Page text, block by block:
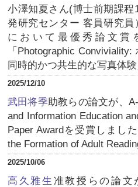
小澤知夏さん(博士前期課
発研究センター 客員研究員
において最優秀論文賞
「Photographic
同時的かつ共生的な写真体
2025/12/10
武田将季助教らの論文が、
and Information Education
Paper Awardを受賞しまし
the Formation of Adult
2025/10/06
高久雅生 准教授らの論文